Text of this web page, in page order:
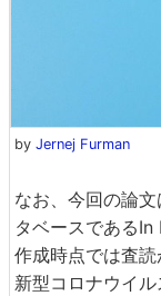
by Jernej Furman
なお、今回の論文
タベースである
作成時点では査
新型コロナウイ